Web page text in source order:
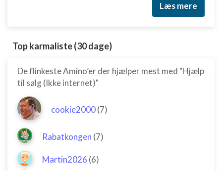
Læs mere
Top karmaliste (30 dage)
De flinkeste Amino’er der hjælper mest med "Hjælp
til salg (Ikke internet)"
cookie2000(7)
Rabatkongen (7)
Martin2026 (6)